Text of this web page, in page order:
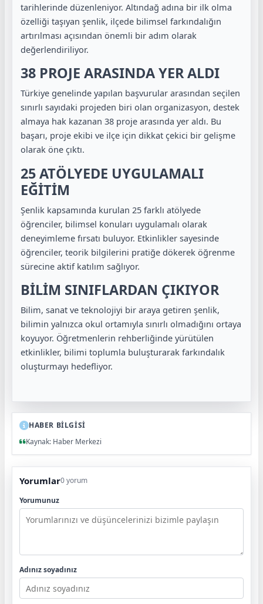
tarihlerinde düzenleniyor. Altındağ adına bir ilk olma
özelliği taşıyan şenlik, ilçede bilimsel farkındalığın
artırılması açısından önemli bir adım olarak
değerlendiriliyor.
38 PROJE ARASINDA YER ALDI
Türkiye genelinde yapılan başvurular arasından seçilen
sınırlı sayıdaki projeden biri olan organizasyon, destek
almaya hak kazanan 38 proje arasında yer aldı. Bu
başarı, proje ekibi ve ilçe için dikkat çekici bir gelişme
olarak öne çıktı.
25 ATÖLYEDE UYGULAMALI
EĞİTİM
Şenlik kapsamında kurulan 25 farklı atölyede
öğrenciler, bilimsel konuları uygulamalı olarak
deneyimleme fırsatı buluyor. Etkinlikler sayesinde
öğrenciler, teorik bilgilerini pratiğe dökerek öğrenme
sürecine aktif katılım sağlıyor.
BİLİM SINIFLARDAN ÇIKIYOR
Bilim, sanat ve teknolojiyi bir araya getiren şenlik,
bilimin yalnızca okul ortamıyla sınırlı olmadığını ortaya
koyuyor. Öğretmenlerin rehberliğinde yürütülen
etkinlikler, bilimi toplumla buluşturarak farkındalık
oluşturmayı hedefliyor.
HABER BİLGİSİ
Kaynak: Haber Merkezi
Yorumlar0 yorum
Yorumunuz
Adınız soyadınız